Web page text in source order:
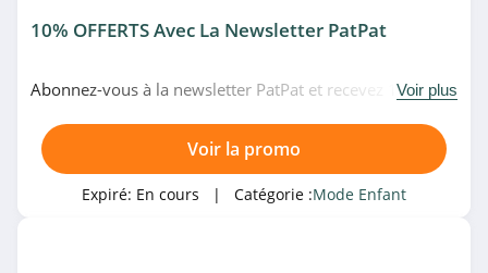
10% OFFERTS Avec La Newsletter PatPat
Abonnez-vous à la newsletter PatPat et recevez 10% de
Voir plus
Voir la promo
Expiré: En cours | Catégorie :Mode Enfant